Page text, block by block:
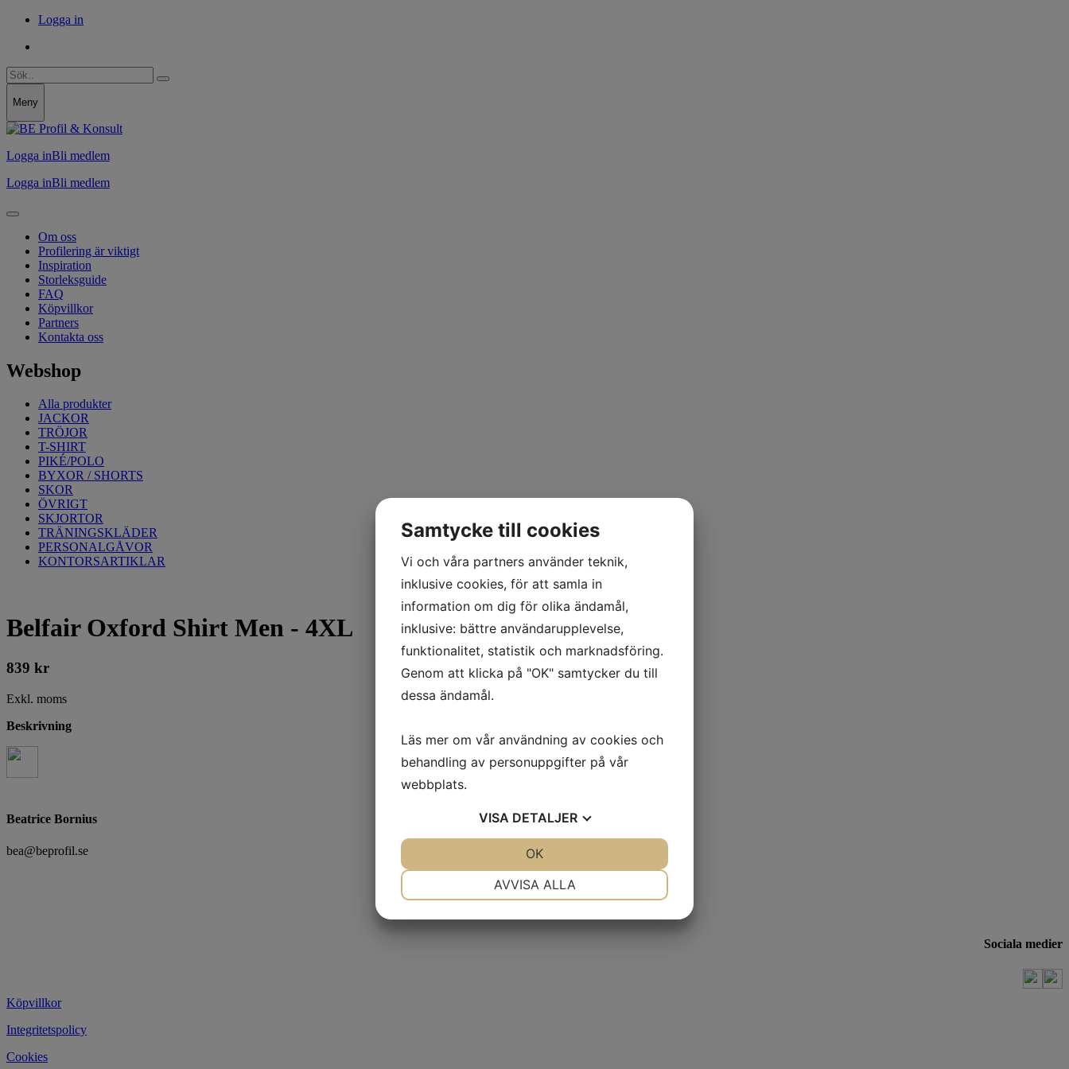
Logga in
Meny
Logga inBli medlem
Logga inBli medlem
Om oss
Profilering är viktigt
Inspiration
Storleksguide
FAQ
Köpvillkor
Partners
Kontakta oss
Webshop
Alla produkter
JACKOR
TRÖJOR
T-SHIRT
PIKÉ/POLO
BYXOR / SHORTS
SKOR
ÖVRIGT
SKJORTOR
TRÄNINGSKLÄDER
PERSONALGÅVOR
KONTORSARTIKLAR
Belfair Oxford Shirt Men - 4XL
839 kr
Exkl. moms
Beskrivning
Beatrice Bornius
bea@beprofil.se
Sociala medier
Köpvillkor
Integritetspolicy
Cookies
Samtycke till cookies
Vi och våra partners använder teknik,
inklusive cookies, för att samla in
information om dig för olika ändamål,
inklusive: bättre användarupplevelse,
funktionalitet, statistik och marknadsföring.
Genom att klicka på "OK" samtycker du till
dessa ändamål.
Läs mer om vår användning av cookies och
behandling av personuppgifter på vår
webbplats.
VISA DETALJER
AVVISA ALLA
OK